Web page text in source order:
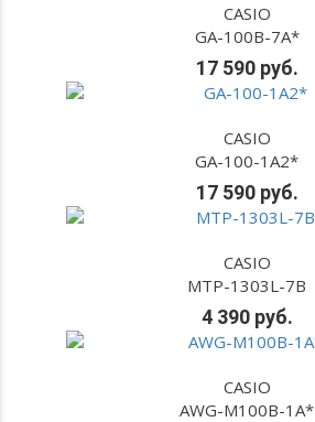
CASIO
GA-100B-7A*
17 590 руб.
CASIO
GA-100-1A2*
17 590 руб.
CASIO
MTP-1303L-7B
4 390 руб.
CASIO
AWG-M100B-1A*